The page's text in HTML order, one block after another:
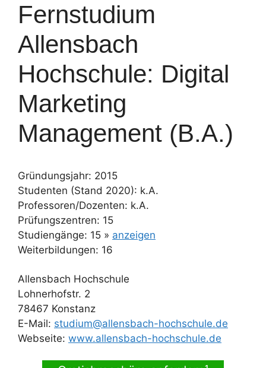
Fernstudium
Allensbach
Hochschule: Digital
Marketing
Management (B.A.)
Gründungsjahr: 2015
Studenten (Stand 2020): k.A.
Professoren/Dozenten: k.A.
Prüfungszentren: 15
Studiengänge: 15 » anzeigen
Weiterbildungen: 16
Allensbach Hochschule
Lohnerhofstr. 2
78467 Konstanz
E-Mail: studium@allensbach-hochschule.de
Webseite: www.allensbach-hochschule.de